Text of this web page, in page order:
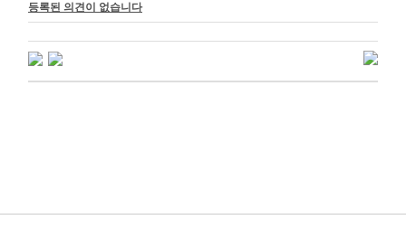
등록된 의견이 없습니다